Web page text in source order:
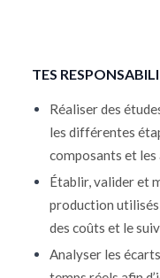
TES
Réaliser des
les différentes
composants et les
Établir, valider et
production
des coûts et le
Analyser les